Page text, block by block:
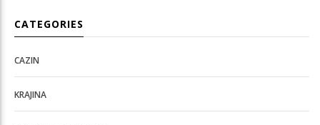
CATEGORIES
CAZIN
KRAJINA